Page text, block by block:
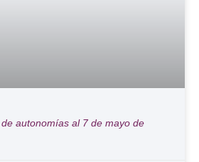
autonomías al 7 de mayo de